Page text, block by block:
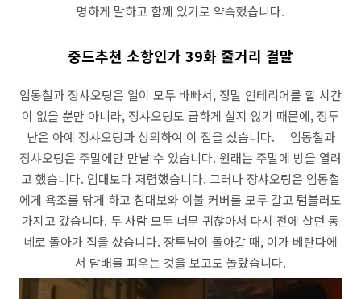
명하게 말하고 함께 있기로 약속했습니다.
중드추천 소항인가 39화 줄거리 결말
임동철과 장샤오팅은 일이 모두 바빠서, 정말 인테리어를 할 시간
이 없을 뿐만 아니라, 장샤오팅도 급하게 살지 않기 때문에, 장투
난은 아예 장샤오팅과 상의하여 이 집을 샀습니다. 임동철과
장샤오팅은 주말에만 만날 수 있습니다. 원래는 주말에 방을 열려
고 했습니다. 임대보다 저렴했습니다. 그러나 장샤오팅은 임동철
에게 욕조를 닦게 하고 침대보와 이불 커버를 모두 갈고 텀블러도
가지고 갔습니다. 두 사람 모두 너무 귀찮아서 다시 전에 살던 동
네로 돌아가 집을 샀습니다. 장투남이 돌아갈 때, 이가 베란다에
서 담배를 피우는 것을 보고도 놀랐습니다.